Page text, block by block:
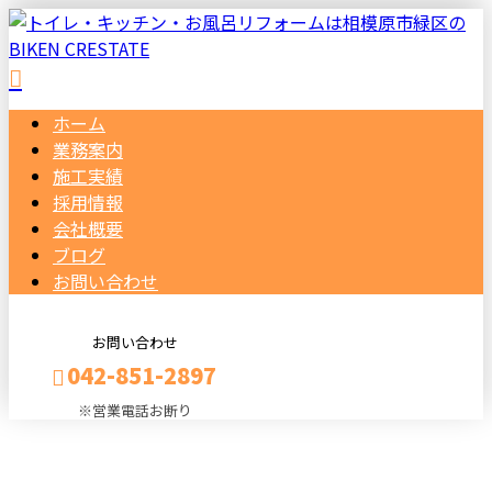
ホーム
業務案内
施工実績
採用情報
会社概要
ブログ
お問い合わせ
お問い合わせ
042-851-2897
※営業電話お断り